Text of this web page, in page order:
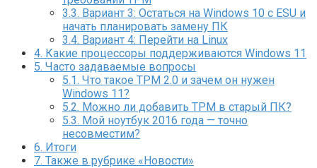
3.3. Вариант 3: Остаться на Windows 10 с ESU и
начать планировать замену ПК
3.4. Вариант 4: Перейти на Linux
4. Какие процессоры поддерживаются Windows 11
5. Часто задаваемые вопросы
5.1. Что такое TPM 2.0 и зачем он нужен
Windows 11?
5.2. Можно ли добавить TPM в старый ПК?
5.3. Мой ноутбук 2016 года — точно
несовместим?
6. Итоги
7. Также в рубрике «Новости»